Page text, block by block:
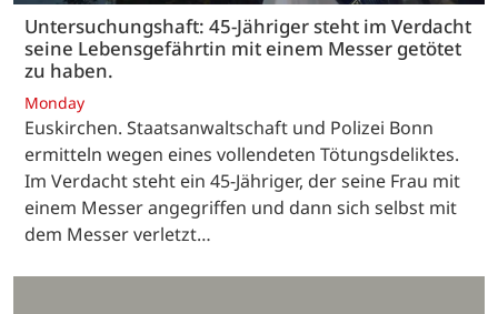
Untersuchungshaft: 45-Jähriger steht im Verdacht
seine Lebensgefährtin mit einem Messer getötet
zu haben.
Monday
Euskirchen. Staatsanwaltschaft und Polizei Bonn
ermitteln wegen eines vollendeten Tötungsdeliktes.
Im Verdacht steht ein 45-Jähriger, der seine Frau mit
einem Messer angegriffen und dann sich selbst mit
dem Messer verletzt…